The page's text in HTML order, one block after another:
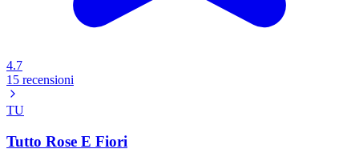
4.7
15 recensioni
TU
Tutto Rose E Fiori